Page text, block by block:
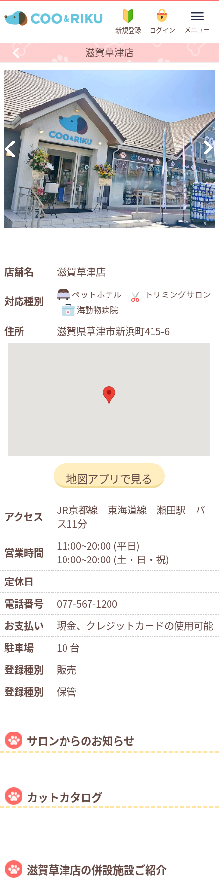
新規登録 ログイン
toggle
メニュー
滋賀草津店
店舗名 滋賀草津店
対応種別 ペットホテル
トリミングサロン
海動物病院
住所 滋賀県草津市新浜町415-6
地図アプリで見る
アクセス
JR京都線 東海道線 瀬田駅 バ
ス11分
営業時間
11:00~20:00 (平日)
10:00~20:00 (土・日・祝)
定休日
電話番号
077-567-1200
お支払い
現金、クレジットカードの使用可能
駐車場
10 台
登録種別
販売
登録種別
保管
サロンからのお知らせ
カットカタログ
滋賀草津店の併設施設ご紹介